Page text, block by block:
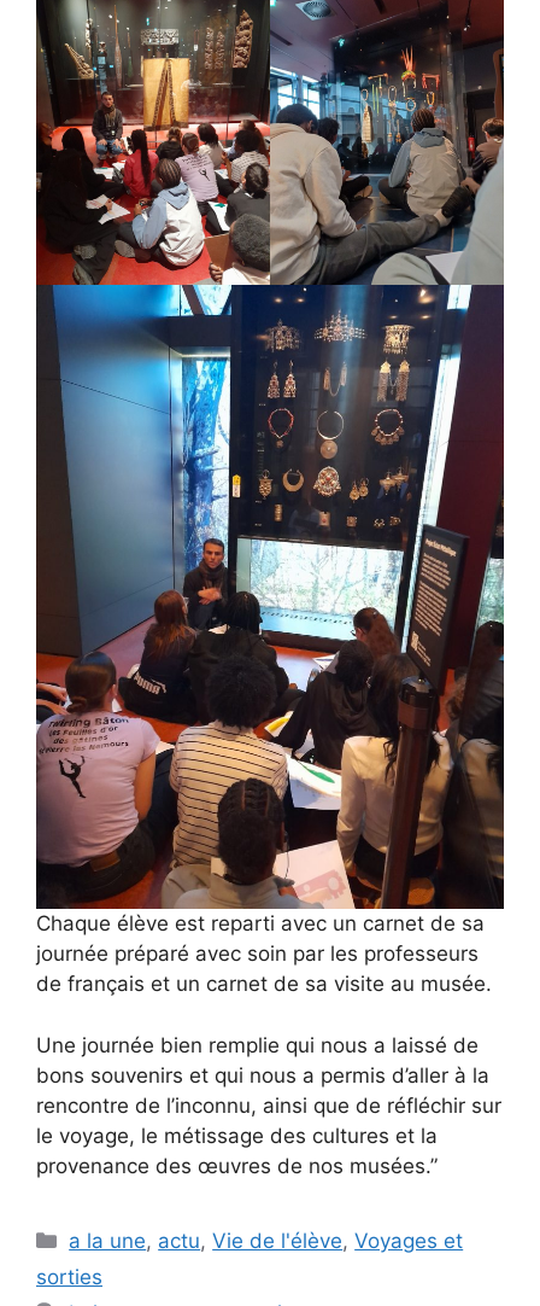
Chaque élève est reparti avec un carnet de sa
journée préparé avec soin par les professeurs
de français et un carnet de sa visite au musée.
Une journée bien remplie qui nous a laissé de
bons souvenirs et qui nous a permis d’aller à la
rencontre de l’inconnu, ainsi que de réfléchir sur
le voyage, le métissage des cultures et la
provenance des œuvres de nos musées.”
Catégories
a la une, actu,Vie de l'élève,Voyages et
sorties